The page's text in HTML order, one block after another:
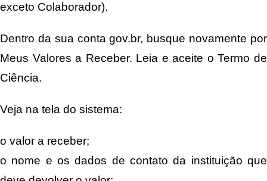
exceto Colaborador).
Dentro da sua conta gov.br, busque novamente por
Meus Valores a Receber. Leia e aceite o Termo de
Ciência.
Veja na tela do sistema:
o valor a receber;
o nome e os dados de contato da instituição que